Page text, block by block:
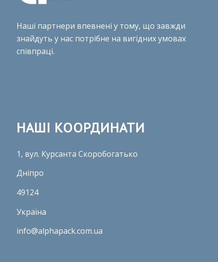
Наші партнери впевнені у тому, що завжди
знайдуть у нас потрібне на вигідних умовах
співпраці.
НАШІ КООРДИНАТИ
1, вул. Курсанта Скоробогатько
Дніпро
49124
Україна
info@alphapack.com.ua